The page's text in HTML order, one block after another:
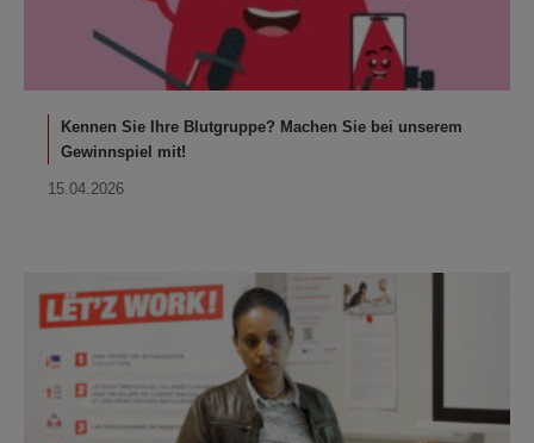
Kennen Sie Ihre Blutgruppe? Machen Sie bei unserem
Gewinnspiel mit!
15.04.2026